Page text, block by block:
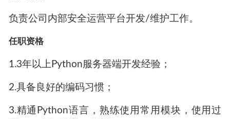
负责公司内部安全运营平台开发/维护工作。
任职资格
1.3年以上Python服务器端开发经验；
2.具备良好的编码习惯；
3.精通Python语言，熟练使用常用模块，使用过